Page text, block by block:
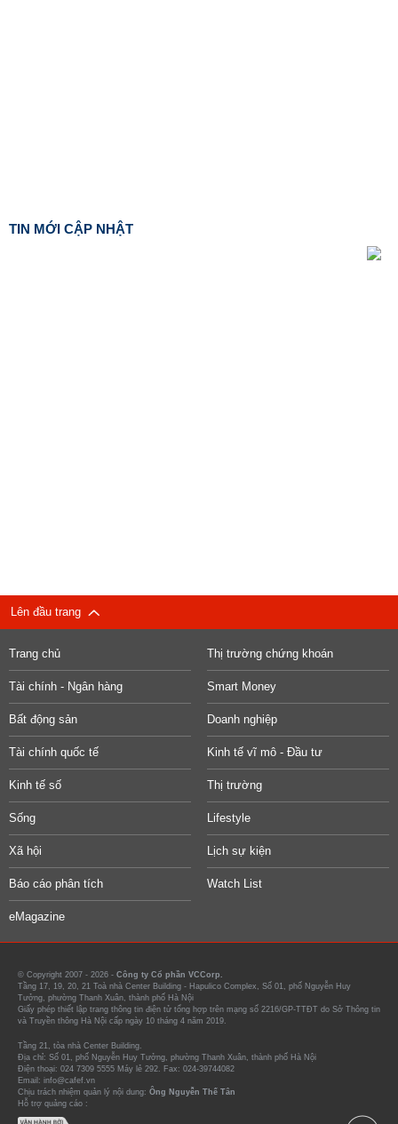
TIN MỚI CẬP NHẬT
Lên đầu trang
Trang chủ Thị trường chứng khoán
Tài chính - Ngân hàng Smart Money
Bất động sản Doanh nghiệp
Tài chính quốc tế Kinh tế vĩ mô - Đầu tư
Kinh tế số Thị trường
Sống Lifestyle
Xã hội Lịch sự kiện
Báo cáo phân tích Watch List
eMagazine
© Copyright 2007 - 2026 - Công ty Cổ phần VCCorp.
Tầng 17, 19, 20, 21 Toà nhà Center Building - Hapulico Complex, Số 01, phố Nguyễn Huy
Tưởng, phường Thanh Xuân, thành phố Hà Nội
Giấy phép thiết lập trang thông tin điện tử tổng hợp trên mạng số 2216/GP-TTĐT do Sở Thông tin
và Truyền thông Hà Nội cấp ngày 10 tháng 4 năm 2019.
Tầng 21, tòa nhà Center Building.
Địa chỉ: Số 01, phố Nguyễn Huy Tưởng, phường Thanh Xuân, thành phố Hà Nội
Điện thoại: 024 7309 5555 Máy lẻ 292. Fax: 024-39744082
Email: info@cafef.vn
Chịu trách nhiệm quản lý nội dung: Ông Nguyễn Thế Tân
Hỗ trợ quảng cáo :